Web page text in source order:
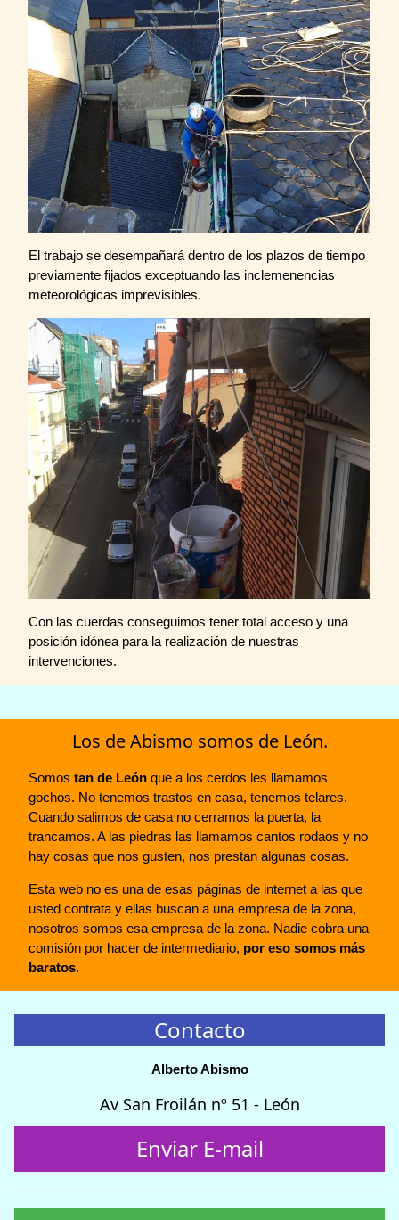
El trabajo se desempañará dentro de los plazos de tiempo
previamente fijados exceptuando las inclemenencias
meteorológicas imprevisibles.
Con las cuerdas conseguimos tener total acceso y una
posición idónea para la realización de nuestras
intervenciones.
Los de Abismo somos de León.
Somos tan de León que a los cerdos les llamamos
gochos. No tenemos trastos en casa, tenemos telares.
Cuando salimos de casa no cerramos la puerta, la
trancamos. A las piedras las llamamos cantos rodaos y no
hay cosas que nos gusten, nos prestan algunas cosas.
Esta web no es una de esas páginas de internet a las que
usted contrata y ellas buscan a una empresa de la zona,
nosotros somos esa empresa de la zona. Nadie cobra una
comisión por hacer de intermediario, por eso somos más
baratos.
Contacto
Alberto Abismo
Av San Froilán nº 51 - León
Enviar E-mail